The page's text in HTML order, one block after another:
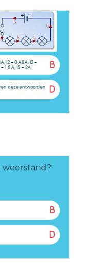
B
I2 = 0,A8A; I3 =
1,6 A; I5 = 2A
D
deze antwoorden
weerstand?
B
D